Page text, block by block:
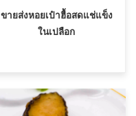
ขายส่งหอยเป๋าฮื้อสดแช่แข็ง
ในเปลือก